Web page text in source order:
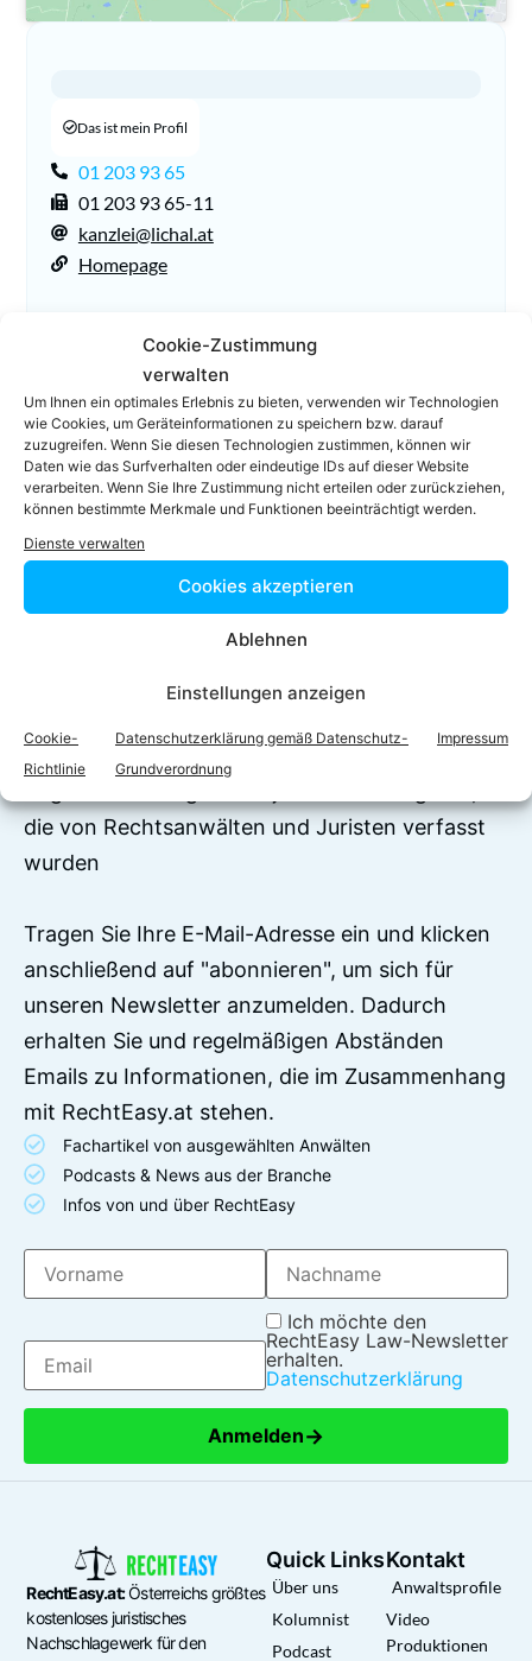
Cookie-Zustimmung
verwalten
Um Ihnen ein optimales Erlebnis zu bieten, verwenden wir Technologien
wie Cookies, um Geräteinformationen zu speichern bzw. darauf
zuzugreifen. Wenn Sie diesen Technologien zustimmen, können wir
Daten wie das Surfverhalten oder eindeutige IDs auf dieser Website
verarbeiten. Wenn Sie Ihre Zustimmung nicht erteilen oder zurückziehen,
können bestimmte Merkmale und Funktionen beeinträchtigt werden.
Dienste verwalten
Cookies akzeptieren
Ablehnen
Einstellungen anzeigen
Cookie-
Richtlinie
Datenschutzerklärung gemäß Datenschutz-
Grundverordnung
Impressum
Das ist mein Profil
01 203 93 65
01 203 93 65-11
kanzlei@lichal.at
Homepage
Facebook Twitter
LinkedIn WhatsApp
Jetzt zum Newsletter
anmelden!
die von Rechtsanwälten und Juristen verfasst
wurden
Tragen Sie Ihre E-Mail-Adresse ein und klicken
anschließend auf "abonnieren", um sich für
unseren Newsletter anzumelden. Dadurch
erhalten Sie und regelmäßigen Abständen
Emails zu Informationen, die im Zusammenhang
mit RechtEasy.at stehen.
Fachartikel von ausgewählten Anwälten
Podcasts & News aus der Branche
Infos von und über RechtEasy
Ich möchte den
RechtEasy Law-Newsletter
erhalten.
Datenschutzerklärung
Anmelden→
RechtEasy.at:Österreichs größtes
kostenloses juristisches
Nachschlagewerk für den
Quick Links
Über uns
Kolumnist
Podcast
Kontakt
Anwaltsprofile
Video
Produktionen